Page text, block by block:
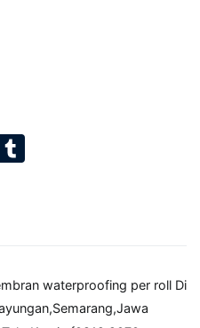
waterproofing per roll Di